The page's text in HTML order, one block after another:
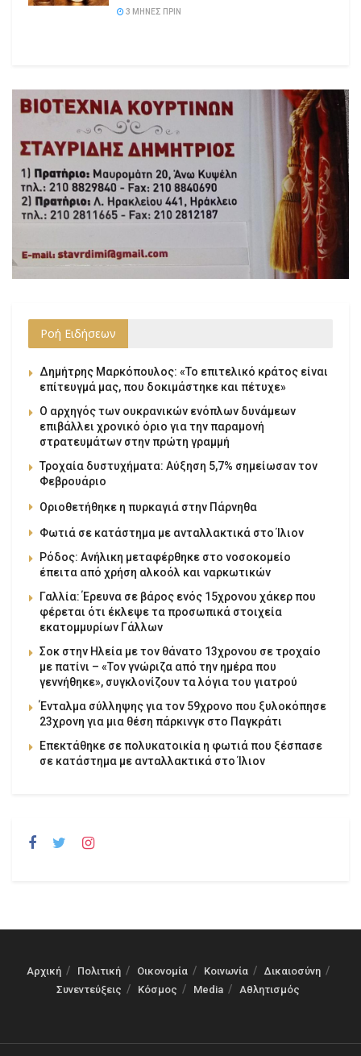
3 ΜΉΝΕΣ ΠΡΙΝ
Ροή Ειδήσεων
Δημήτρης Μαρκόπουλος: «Το επιτελικό κράτος είναι
επίτευγμά μας, που δοκιμάστηκε και πέτυχε»
Ο αρχηγός των ουκρανικών ενόπλων δυνάμεων
επιβάλλει χρονικό όριο για την παραμονή
στρατευμάτων στην πρώτη γραμμή
Τροχαία δυστυχήματα: Αύξηση 5,7% σημείωσαν τον
Φεβρουάριο
Οριοθετήθηκε η πυρκαγιά στην Πάρνηθα
Φωτιά σε κατάστημα με ανταλλακτικά στο Ίλιον
Ρόδος: Ανήλικη μεταφέρθηκε στο νοσοκομείο
έπειτα από χρήση αλκοόλ και ναρκωτικών
Γαλλία: Έρευνα σε βάρος ενός 15χρονου χάκερ που
φέρεται ότι έκλεψε τα προσωπικά στοιχεία
εκατομμυρίων Γάλλων
Σοκ στην Ηλεία με τον θάνατο 13χρονου σε τροχαίο
με πατίνι – «Τον γνώριζα από την ημέρα που
γεννήθηκε», συγκλονίζουν τα λόγια του γιατρού
Ένταλμα σύλληψης για τον 59χρονο που ξυλοκόπησε
23χρονη για μια θέση πάρκινγκ στο Παγκράτι
Επεκτάθηκε σε πολυκατοικία η φωτιά που ξέσπασε
σε κατάστημα με ανταλλακτικά στο Ίλιον
Αρχική Πολιτική Οικονομία Κοινωνία
Δικαιοσύνη
Συνεντεύξεις
Κόσμος Media Αθλητισμός